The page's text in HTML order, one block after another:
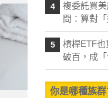
4
複委託買
問：算對
5
槓桿ETF也
破百，成
你是哪種族群